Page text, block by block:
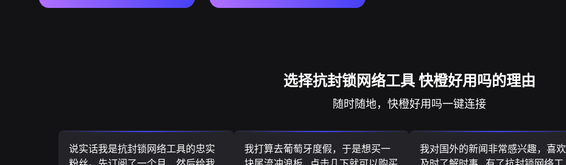
选择抗封锁网络工具 快橙好用吗的理由
随时随地，快橙好用吗一键连接
说实话我是抗封锁网络工具的忠实
我打算去葡萄牙度假，于是想买一
我对国外的新闻非常感兴趣，喜欢